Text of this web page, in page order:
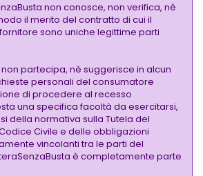
non conosce, non verifica, nè
il merito del contratto di cui il
sono uniche legittime parti
partecipa, nè suggerisce in alcun
personali del consumatore
di procedere al recesso
una specifica facoltà da esercitarsi,
della normativa sulla Tutela del
Civile e delle obbligazioni
vincolanti tra le parti del
è completamente parte